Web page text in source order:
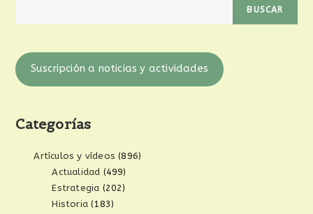
BUSCAR
Suscripción a noticias y actividades
Categorías
Artículos y vídeos (896)
Actualidad (499)
Estrategia (202)
Historia (183)